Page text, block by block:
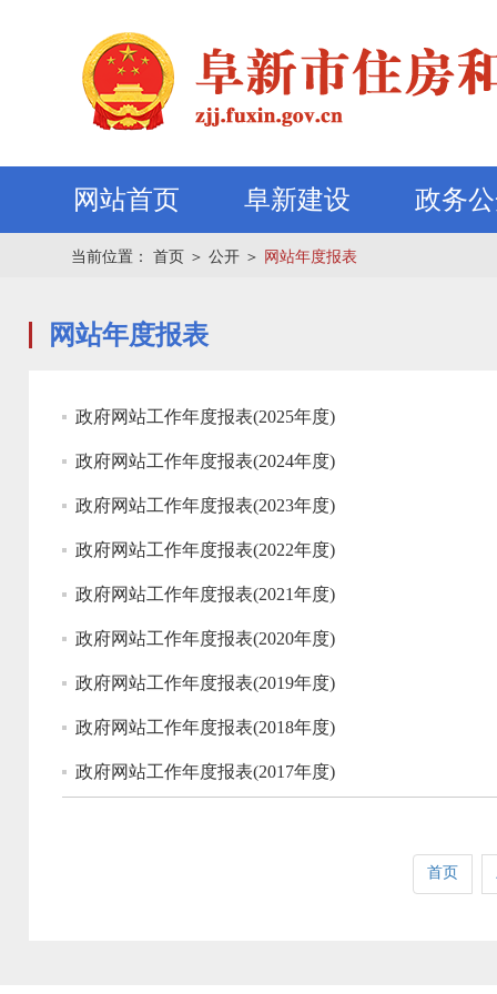
网站首页 阜新建设 政务
当前位置： 首页 ＞ 公开 ＞ 网站年度报表
网站年度报表
政府网站工作年度报表(2025年度)
政府网站工作年度报表(2024年度)
政府网站工作年度报表(2023年度)
政府网站工作年度报表(2022年度)
政府网站工作年度报表(2021年度)
政府网站工作年度报表(2020年度)
政府网站工作年度报表(2019年度)
政府网站工作年度报表(2018年度)
政府网站工作年度报表(2017年度)
首页